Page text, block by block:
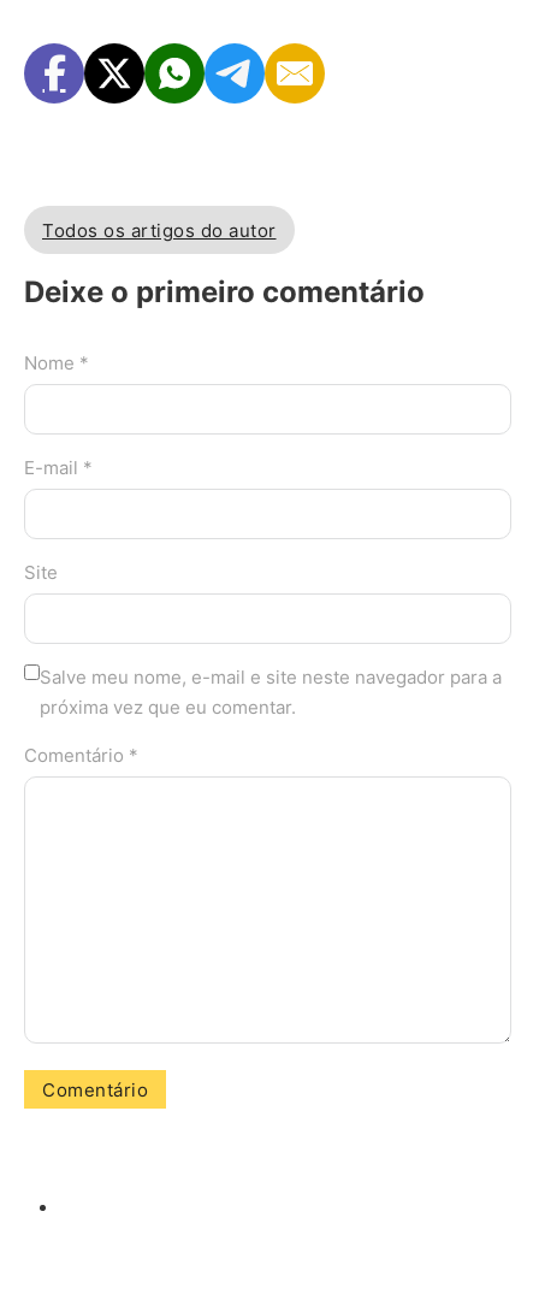
Todos os artigos do autor
Deixe o primeiro comentário
Nome *
E-mail *
Site
Salve meu nome, e-mail e site neste navegador para a
próxima vez que eu comentar.
Comentário *